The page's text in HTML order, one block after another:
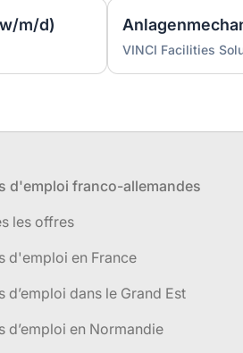
m/d)
VINCI Facilities
d'emploi franco-allemandes
les offres
d'emploi en France
d’emploi dans le Grand Est
d’emploi en Normandie